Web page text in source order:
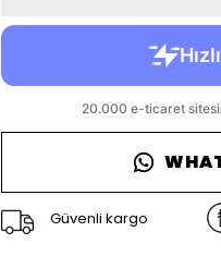
Güvenli kargo